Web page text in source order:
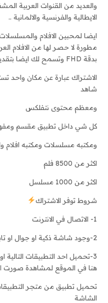
والعديد من القنوات العربية
الايطالية والفرنسية والالمانية ..
ايضا لمحبين الافلام
مطورة لا حصر لها من الافلام
بدقة FHD وتسمح لك ايضا بتقديم الفلم والتحكم فيه
الاشتراك عبارة عن مكان
شاهد
ومعظم محتوى نتفلكس
كل شي داخل تطبيق مقسم
ومكتبه مسلسلات ومكتبه افلام
اكثر من 8500 فلم
اكثر من 1000 مسلسل
شروط توفر الاشتراك
1- الاتصال في الانترنت
2-وجود شاشة ذكية او جوال او تابلت
3-تحميل احد التطبيقات
هنا في الموقع لمشاهدة صورت
تحميل تطبيق من متجر
الشاشة